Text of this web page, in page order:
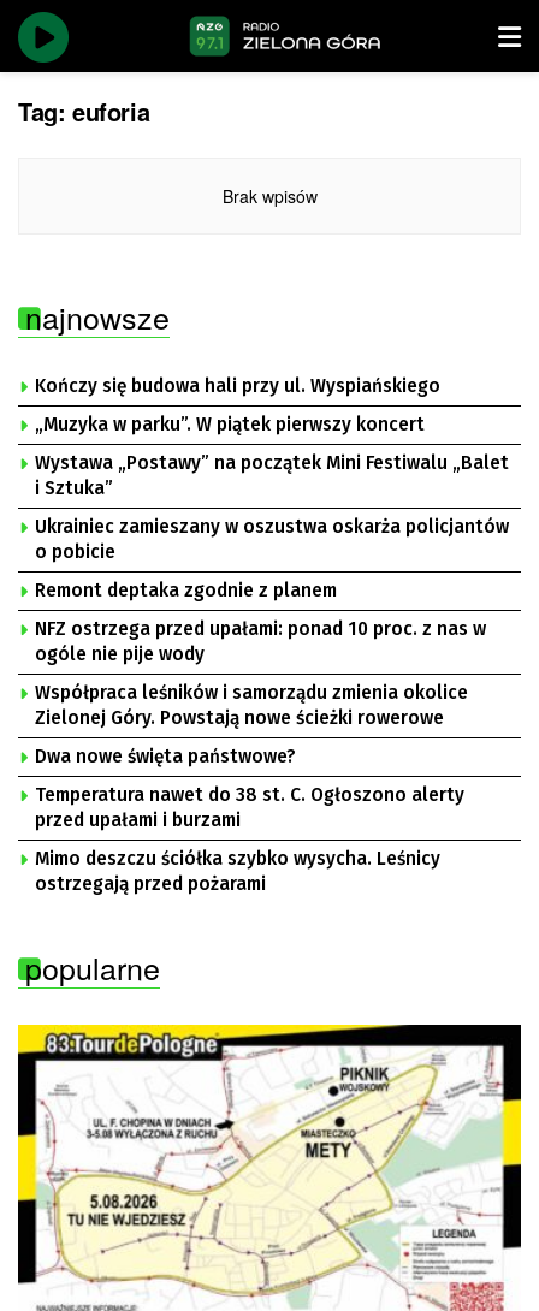
Tag: euforia
Brak wpisów
najnowsze
Kończy się budowa hali przy ul. Wyspiańskiego
„Muzyka w parku”. W piątek pierwszy koncert
Wystawa „Postawy” na początek Mini Festiwalu „Balet
i Sztuka”
Ukrainiec zamieszany w oszustwa oskarża policjantów
o pobicie
Remont deptaka zgodnie z planem
NFZ ostrzega przed upałami: ponad 10 proc. z nas w
ogóle nie pije wody
Współpraca leśników i samorządu zmienia okolice
Zielonej Góry. Powstają nowe ścieżki rowerowe
Dwa nowe święta państwowe?
Temperatura nawet do 38 st. C. Ogłoszono alerty
przed upałami i burzami
Mimo deszczu ściółka szybko wysycha. Leśnicy
ostrzegają przed pożarami
popularne